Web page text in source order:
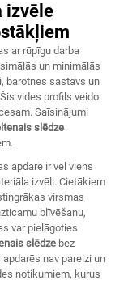
izvēle
ar rūpīgu darba
un minimālās
barotnes sastāvs un
vides profils veido
Saīsinājumi
slēdze
apdarē ir vēl viens
izvēli. Cietākiem
virsmas
blīvēšanu,
var pielāgoties
slēdze bez
nav pareizi un
notikumiem, kurus